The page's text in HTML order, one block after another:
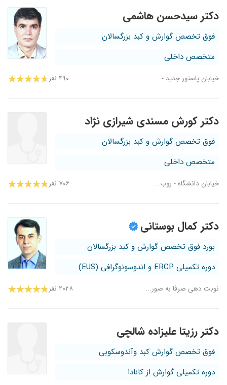
دکتر سیدحسن هاشمی
فوق تخصص گوارش و کبد بزرگسالان
متخصص داخلی
خیابان پاستور جدید -... ۴۹۰ نفر
دکتر کورش مسندی شیرازی نژاد
فوق تخصص گوارش و کبد بزرگسالان
متخصص داخلی
خیابان دانشگاه - روب... ۷۰۶ نفر
دکتر کمال بوستانی
بورد فوق تخصص گوارش و کبد بزرگسالان
دوره تکمیلی ERCP و اندوسونوگرافی (EUS)
نوبت دهی صرفا به صور... ۲۰۲۸ نفر
دکتر رزیتا علیزاده شالچی
فوق تخصص گوارش کبد وآندوسکوبی
دوره تکمیلی گوارش از کانادا